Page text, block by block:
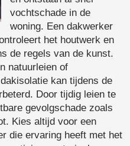
vochtschade in de
woning. Een dakwerker
het houtwerk en
de regels van de kunst.
natuurleien of
kan tijdens de
Door tijdig leien te
gevolgschade zoals
Kies altijd voor een
die ervaring heeft met het